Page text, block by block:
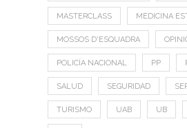
MASTERCLASS MEDICINA
MOSSOS D'ESQUADRA
POLICÍA NACIONAL PP
SALUD SEGURIDAD
TURISMO UAB UB